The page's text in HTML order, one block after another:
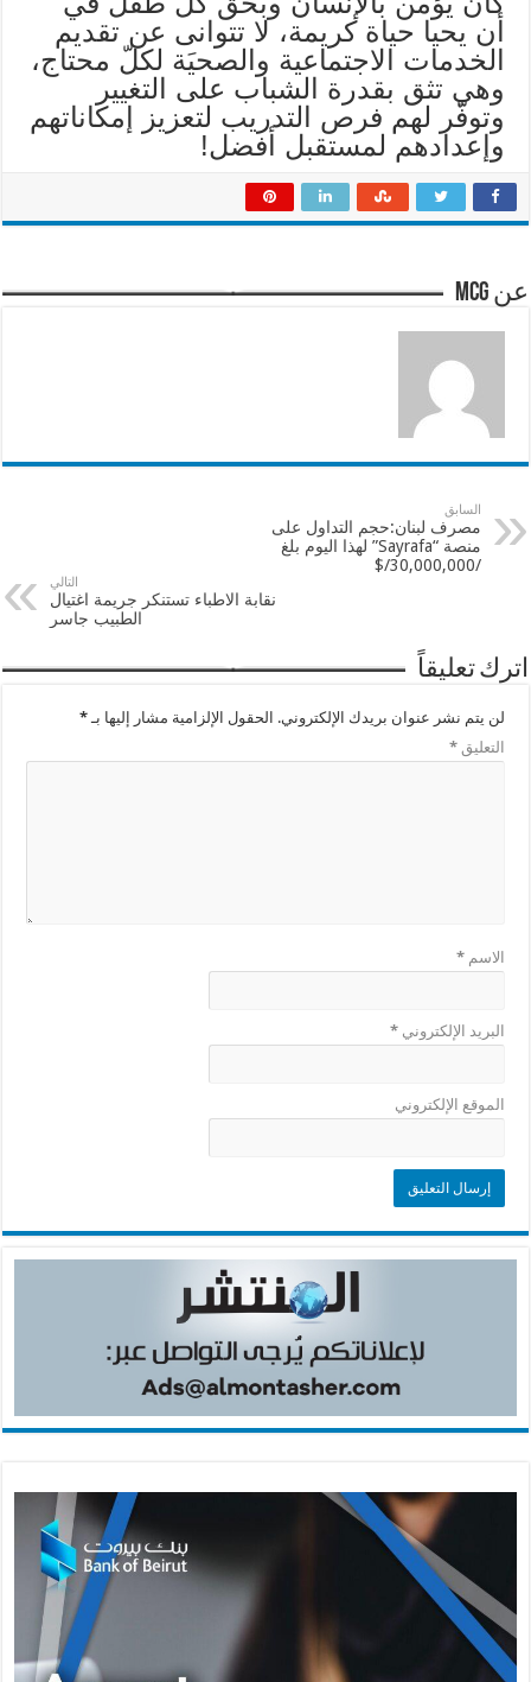
أن يحيا حياة كريمة، لا تتوانى عن تقديم
الخدمات الاجتماعية والصحيَة لكلّ محتاج،
وهي تثق بقدرة الشباب على التغيير
وتوفّر لهم فرص التدريب لتعزيز إمكاناتهم
وإعدادهم لمستقبل أفضل!
عن mcg
السابق
مصرف لبنان:حجم التداول على
منصة “Sayrafa” لهذا اليوم بلغ
/30,000,000/$
التالي
نقابة الاطباء تستنكر جريمة اغتيال
الطبيب جاسر
اترك تعليقاً
لن يتم نشر عنوان بريدك الإلكتروني. الحقول الإلزامية مشار إليها بـ*
التعليق*
الاسم*
البريد الإلكتروني*
الموقع الإلكتروني